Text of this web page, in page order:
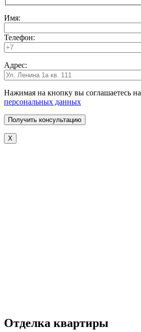
Имя:
Телефон:
Адрес:
Нажимая на кнопку вы соглашаетесь на
персональных данных
X
Отделка квартиры